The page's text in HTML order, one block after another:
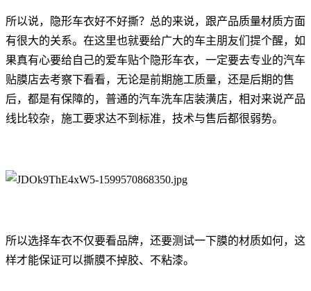
所以说，隐形车衣好不好撕？总的来说，跟产品质量材质方面
有很大的关系。在这里也就要给广大的车主朋友们提个醒，如
果真有心要给自己的爱车贴个隐形车衣，一定要去专业的汽车
贴膜店去考察下看看，无论是前期施工质量，还是后期的售
后，都是有保障的，普通的汽车洗车店装潢店，相对来说产品
线比较杂，施工要求达不到标准，技术与售后都很弱势。
所以选择车衣不仅要看品牌，还要测试一下膜的材质如何，这
样才能保证可以撕膜不掉胶、不粘漆。